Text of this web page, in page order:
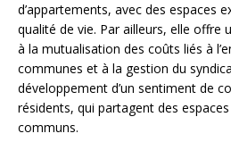
d’appartements, avec des espaces
qualité de vie. Par ailleurs, elle offre
à la mutualisation des coûts liés à
communes et à la gestion du
développement d’un sentiment de
résidents, qui partagent des
communs.